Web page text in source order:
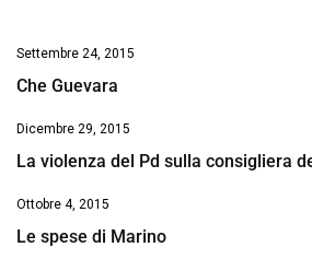
Settembre 24, 2015
Che Guevara
Dicembre 29, 2015
La violenza del Pd sulla consigliera
Ottobre 4, 2015
Le spese di Marino